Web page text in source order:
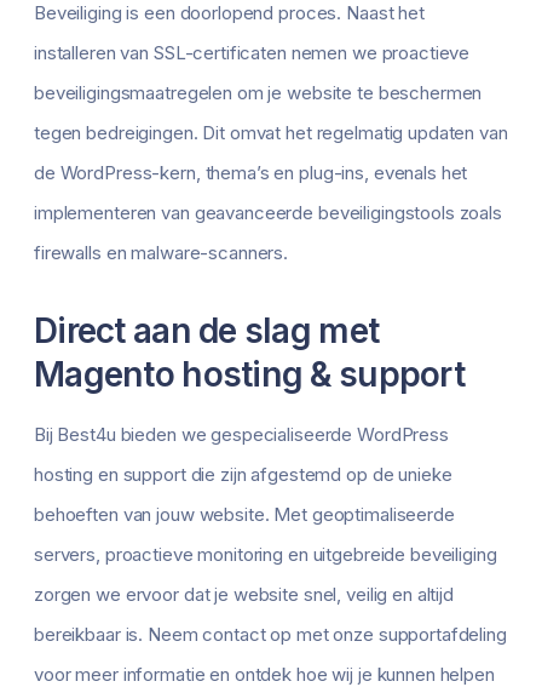
Beveiliging is een doorlopend proces. Naast het
installeren van SSL-certificaten nemen we proactieve
beveiligingsmaatregelen om je website te beschermen
tegen bedreigingen. Dit omvat het regelmatig updaten van
de WordPress-kern, thema’s en plug-ins, evenals het
implementeren van geavanceerde beveiligingstools zoals
firewalls en malware-scanners.
Direct aan de slag met
Magento hosting & support
Bij Best4u bieden we gespecialiseerde WordPress
hosting en support die zijn afgestemd op de unieke
behoeften van jouw website. Met geoptimaliseerde
servers, proactieve monitoring en uitgebreide beveiliging
zorgen we ervoor dat je website snel, veilig en altijd
bereikbaar is. Neem contact op met onze supportafdeling
voor meer informatie en ontdek hoe wij je kunnen helpen